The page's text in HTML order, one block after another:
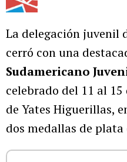
La delegación juvenil
cerró con una
Sudamericano
celebrado del 11 al
de Yates Higuerillas,
dos medallas de plata